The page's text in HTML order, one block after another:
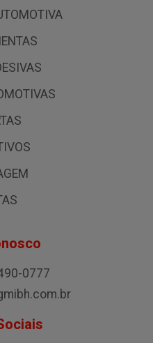
0777